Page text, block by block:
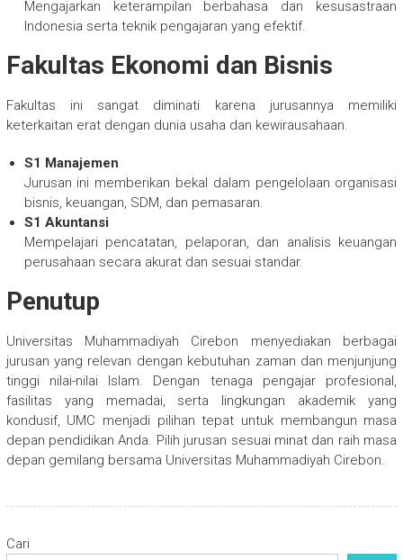
Mengajarkan keterampilan berbahasa dan kesusastraan
Indonesia serta teknik pengajaran yang efektif.
Fakultas Ekonomi dan Bisnis
Fakultas ini sangat diminati karena jurusannya memiliki
keterkaitan erat dengan dunia usaha dan kewirausahaan.
S1 Manajemen
Jurusan ini memberikan bekal dalam pengelolaan organisasi
bisnis, keuangan, SDM, dan pemasaran.
S1 Akuntansi
Mempelajari pencatatan, pelaporan, dan analisis keuangan
perusahaan secara akurat dan sesuai standar.
Penutup
Universitas Muhammadiyah Cirebon menyediakan berbagai
jurusan yang relevan dengan kebutuhan zaman dan menjunjung
tinggi nilai-nilai Islam. Dengan tenaga pengajar profesional,
fasilitas yang memadai, serta lingkungan akademik yang
kondusif, UMC menjadi pilihan tepat untuk membangun masa
depan pendidikan Anda. Pilih jurusan sesuai minat dan raih masa
depan gemilang bersama Universitas Muhammadiyah Cirebon.
Cari